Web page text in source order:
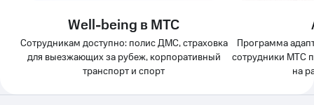
информации
Информация
акционерам
Документы
Собрания
Well-being в МТС
Сотрудникам доступно: полис ДМС, страховка
для выезжающих за рубеж, корпоративный
транспорт и спорт
Программа
сотрудники МТС
на